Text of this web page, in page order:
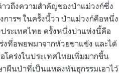
วถึงความสำคัญของป่าแม่วงก์ซึ่ง
ารฯ ในครั้งนี้ว่า ป่าแม่วงก์คือหนึ่ง
ระเทศไทย ครั้งหนึ่งป่าแห่งนี้คือ
งที่อพยพมาจากห้วยขาแข้ง และได้
โคร่งในประเทศไทยเพิ่มมากขึ้น
ผืนป่าที่เป็นแหล่งพันธุกรรมเอาไว้